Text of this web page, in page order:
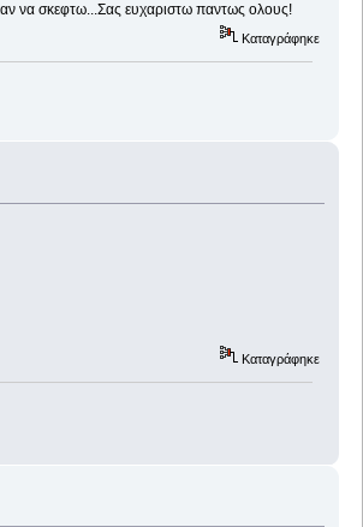
να σκεφτω...Σας ευχαριστω παντως ολους!
Καταγράφηκε
Καταγράφηκε